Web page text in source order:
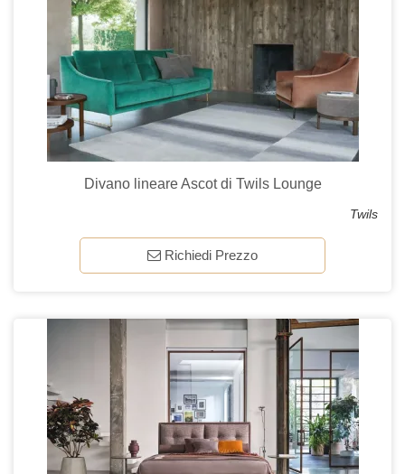
Divano lineare Ascot di Twils Lounge
Twils
Richiedi Prezzo